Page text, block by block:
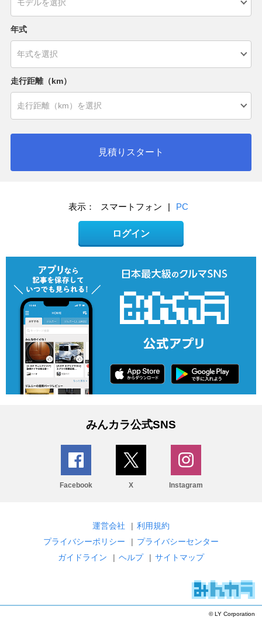
年式
走行距離（km）
見積りスタート
表示： スマートフォン | PC
ログイン
みんカラ公式SNS
Facebook X Instagram
運営会社 | 利用規約
プライバシーポリシー
| プライバシーセンター
ガイドライン
| ヘルプ | サイトマップ
© LY Corporation